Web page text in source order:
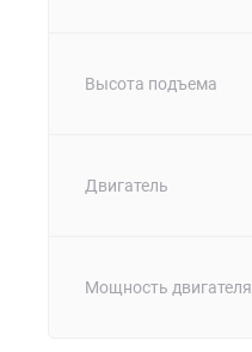
Высота подъема
Двигатель
Мощность двигателя